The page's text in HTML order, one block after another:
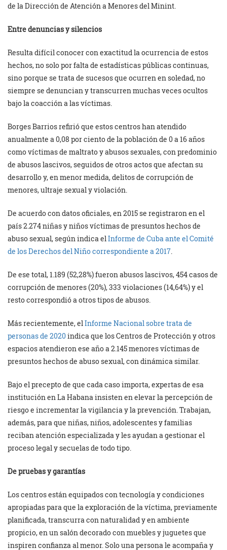
de la Dirección de Atención a Menores del Minint.
Entre denuncias y silencios
Resulta difícil conocer con exactitud la ocurrencia de estos
hechos, no solo por falta de estadísticas públicas continuas,
sino porque se trata de sucesos que ocurren en soledad, no
siempre se denuncian y transcurren muchas veces ocultos
bajo la coacción a las víctimas.
Borges Barrios refirió que estos centros han atendido
anualmente a 0,08 por ciento de la población de 0 a 16 años
como víctimas de maltrato y abusos sexuales, con predominio
de abusos lascivos, seguidos de otros actos que afectan su
desarrollo y, en menor medida, delitos de corrupción de
menores, ultraje sexual y violación.
De acuerdo con datos oficiales, en 2015 se registraron en el
país 2.274 niñas y niños víctimas de presuntos hechos de
abuso sexual, según indica elInforme de Cuba ante el Comité
de los Derechos del Niño correspondiente a 2017.
De ese total, 1.189 (52,28%) fueron abusos lascivos, 454 casos de
corrupción de menores (20%), 333 violaciones (14,64%) y el
resto correspondió a otros tipos de abusos.
Más recientemente, elInforme Nacional sobre trata de
personas de 2020indica que los Centros de Protección y otros
espacios atendieron ese año a 2.145 menores víctimas de
presuntos hechos de abuso sexual, con dinámica similar.
Bajo el precepto de que cada caso importa, expertas de esa
institución en La Habana insisten en elevar la percepción de
riesgo e incrementar la vigilancia y la prevención. Trabajan,
además, para que niñas, niños, adolescentes y familias
reciban atención especializada y les ayudan a gestionar el
proceso legal y secuelas de todo tipo.
De pruebas y garantías
Los centros están equipados con tecnología y condiciones
apropiadas para que la exploración de la víctima, previamente
planificada, transcurra con naturalidad y en ambiente
propicio, en un salón decorado con muebles y juguetes que
inspiren confianza al menor. Solo una persona le acompaña y